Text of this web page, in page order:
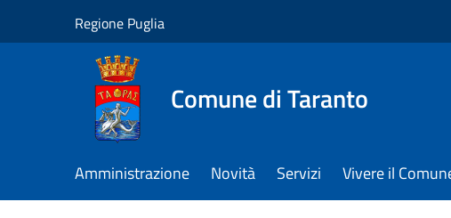
Regione Puglia
Comune di Taranto
Amministrazione Novità Servizi Vivere il